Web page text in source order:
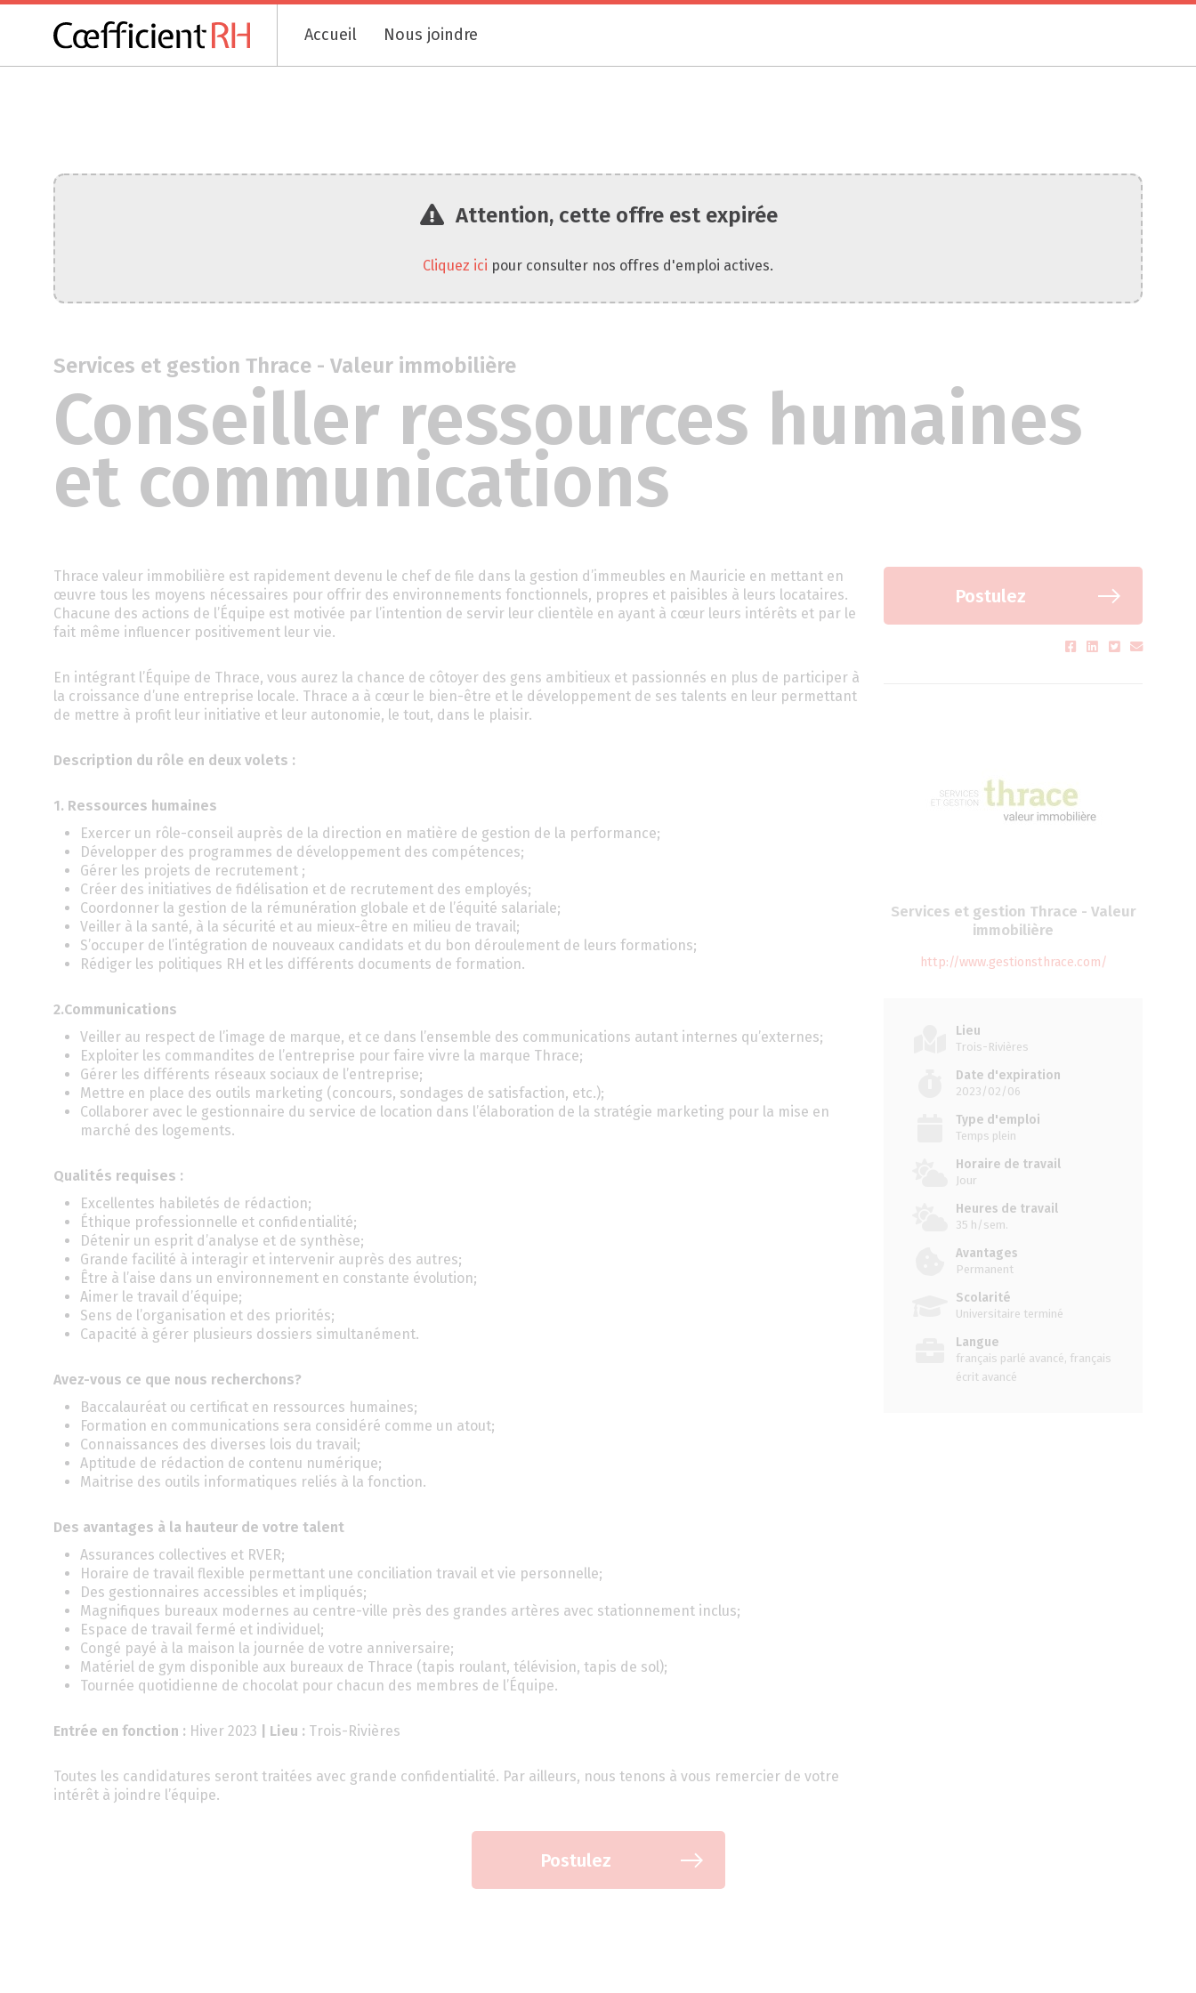
Accueil Nous joindre
Attention, cette offre est expirée
Cliquez ici pour consulter nos offres d'emploi actives.
Services et gestion Thrace - Valeur immobilière
Conseiller ressources humaines
et communications
Thrace valeur immobilière est rapidement devenu le chef de file dans la gestion d’immeubles en Mauricie en mettant en
œuvre tous les moyens nécessaires pour offrir des environnements fonctionnels, propres et paisibles à leurs locataires.
Chacune des actions de l’Équipe est motivée par l’intention de servir leur clientèle en ayant à cœur leurs intérêts et par le
fait même influencer positivement leur vie.
En intégrant l’Équipe de Thrace, vous aurez la chance de côtoyer des gens ambitieux et passionnés en plus de participer à
la croissance d’une entreprise locale. Thrace a à cœur le bien-être et le développement de ses talents en leur permettant
de mettre à profit leur initiative et leur autonomie, le tout, dans le plaisir.
Description du rôle en deux volets :
1. Ressources humaines
Exercer un rôle-conseil auprès de la direction en matière de gestion de la performance;
Développer des programmes de développement des compétences;
Gérer les projets de recrutement ;
Créer des initiatives de fidélisation et de recrutement des employés;
Coordonner la gestion de la rémunération globale et de l’équité salariale;
Veiller à la santé, à la sécurité et au mieux-être en milieu de travail;
S’occuper de l’intégration de nouveaux candidats et du bon déroulement de leurs formations;
Rédiger les politiques RH et les différents documents de formation.
2.Communications
Veiller au respect de l’image de marque, et ce dans l’ensemble des communications autant internes qu’externes;
Exploiter les commandites de l’entreprise pour faire vivre la marque Thrace;
Gérer les différents réseaux sociaux de l’entreprise;
Mettre en place des outils marketing (concours, sondages de satisfaction, etc.);
Collaborer avec le gestionnaire du service de location dans l’élaboration de la stratégie marketing pour la mise en
marché des logements.
Qualités requises :
Excellentes habiletés de rédaction;
Éthique professionnelle et confidentialité;
Détenir un esprit d’analyse et de synthèse;
Grande facilité à interagir et intervenir auprès des autres;
Être à l’aise dans un environnement en constante évolution;
Aimer le travail d’équipe;
Sens de l’organisation et des priorités;
Capacité à gérer plusieurs dossiers simultanément.
Avez-vous ce que nous recherchons?
Baccalauréat ou certificat en ressources humaines;
Formation en communications sera considéré comme un atout;
Connaissances des diverses lois du travail;
Aptitude de rédaction de contenu numérique;
Maitrise des outils informatiques reliés à la fonction.
Des avantages à la hauteur de votre talent
Assurances collectives et RVER;
Horaire de travail flexible permettant une conciliation travail et vie personnelle;
Des gestionnaires accessibles et impliqués;
Magnifiques bureaux modernes au centre-ville près des grandes artères avec stationnement inclus;
Espace de travail fermé et individuel;
Congé payé à la maison la journée de votre anniversaire;
Matériel de gym disponible aux bureaux de Thrace (tapis roulant, télévision, tapis de sol);
Tournée quotidienne de chocolat pour chacun des membres de l’Équipe.
Entrée en fonction : Hiver 2023 | Lieu : Trois-Rivières
Toutes les candidatures seront traitées avec grande confidentialité. Par ailleurs, nous tenons à vous remercier de votre
intérêt à joindre l’équipe.
Postulez
Services et gestion Thrace - Valeur
immobilière
http://www.gestionsthrace.com/
Lieu
Trois-Rivières
Date d'expiration
2023/02/06
Type d'emploi
Temps plein
Horaire de travail
Jour
Heures de travail
35 h/sem.
Avantages
Permanent
Scolarité
Universitaire terminé
Langue
français parlé avancé, français
écrit avancé
Postulez